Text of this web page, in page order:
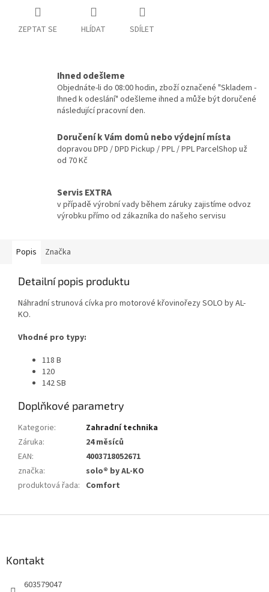
ZEPTAT SE HLÍDAT SDÍLET
Ihned odešleme
Objednáte-li do 08:00 hodin, zboží označené "Skladem -
Ihned k odeslání" odešleme ihned a může být doručené
následující pracovní den.
Doručení k Vám domů nebo výdejní místa
dopravou DPD / DPD Pickup / PPL / PPL ParcelShop už
od 70 Kč
Servis EXTRA
v případě výrobní vady během záruky zajistíme odvoz
výrobku přímo od zákazníka do našeho servisu
Popis Značka
Detailní popis produktu
Náhradní strunová cívka pro motorové křovinořezy SOLO by AL-
KO.
Vhodné pro typy:
118 B
120
142 SB
Doplňkové parametry
Kategorie:
Zahradní technika
Záruka:
24 měsíců
EAN:
4003718052671
značka:
solo® by AL-KO
produktová řada: Comfort
Kontakt
603579047